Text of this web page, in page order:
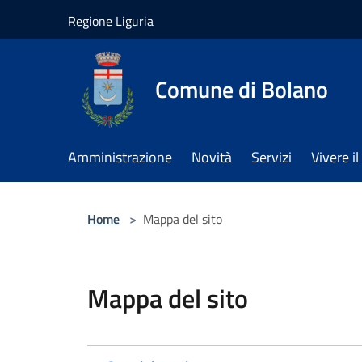
Regione Liguria
Comune di Bolano
Amministrazione Novità Servizi Vivere
Home > Mappa del sito
Mappa del sito